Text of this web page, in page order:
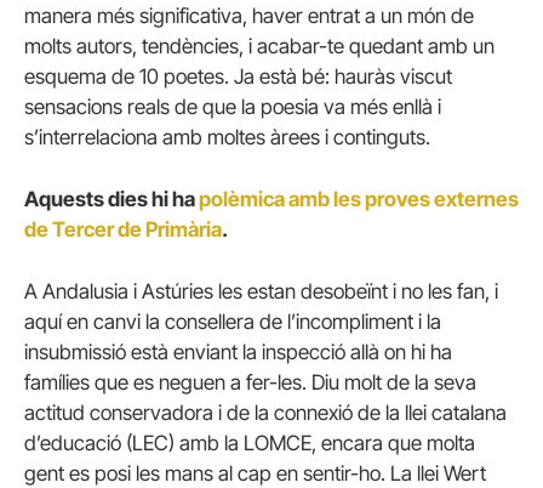
manera més significativa, haver entrat a un món de
molts autors, tendències, i acabar-te quedant amb un
esquema de 10 poetes. Ja està bé: hauràs viscut
sensacions reals de que la poesia va més enllà i
s’interrelaciona amb moltes àrees i continguts.
Aquests dies hi hapolèmica amb les proves externes
de Tercer de Primària.
A Andalusia i Astúries les estan desobeïnt i no les fan, i
aquí en canvi la consellera de l’incompliment i la
insubmissió està enviant la inspecció allà on hi ha
famílies que es neguen a fer-les. Diu molt de la seva
actitud conservadora i de la connexió de la llei catalana
d’educació (LEC) amb la LOMCE, encara que molta
gent es posi les mans al cap en sentir-ho. La llei Wert